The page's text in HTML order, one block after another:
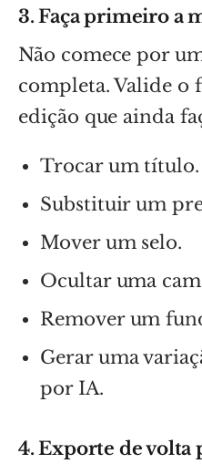
3. Faça primeiro a
Não comece por
completa. Valide o
edição que ainda
Trocar um título.
Substituir um
Mover um selo.
Ocultar uma
Remover um
Gerar uma
por IA.
4. Exporte de volta